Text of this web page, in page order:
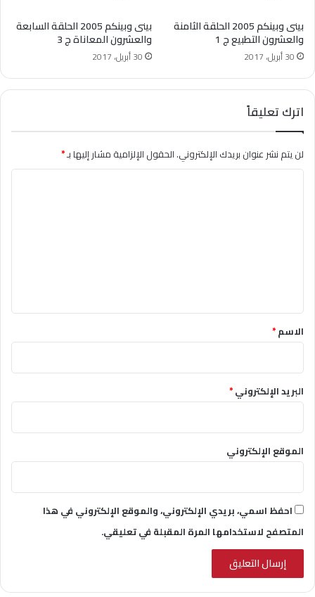
بينى وبينكم 2005 الحلقة الثامنة
والعشرون التطبيع ج 1
30 أبريل، 2017
بينى وبينكم 2005 الحلقة السابعة
والعشرون المعاناة ج 3
30 أبريل، 2017
اترك تعليقاً
لن يتم نشر عنوان بريدك الإلكتروني.الحقول الإلزامية مشار إليها بـ*
*الاسم*
البريد الإلكتروني*
الموقع الإلكتروني
احفظ اسمي، بريدي الإلكتروني، والموقع الإلكتروني في هذا
المتصفح لاستخدامها المرة المقبلة في تعليقي.